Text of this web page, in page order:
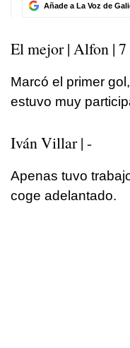
Añade a La Voz de
El mejor | Alfon | 7
Marcó el primer
estuvo muy
Iván Villar | -
Apenas tuvo
coge adelantado.